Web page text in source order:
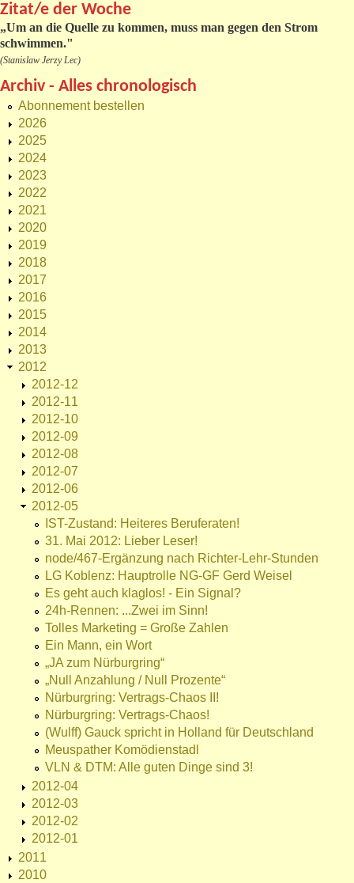
Zitat/e der Woche
„Um an die Quelle zu kommen, muss man gegen den Strom
schwimmen."
(Stanislaw Jerzy Lec)
Archiv - Alles chronologisch
Abonnement bestellen
2026
2025
2024
2023
2022
2021
2020
2019
2018
2017
2016
2015
2014
2013
2012
2012-12
2012-11
2012-10
2012-09
2012-08
2012-07
2012-06
2012-05
IST-Zustand: Heiteres Beruferaten!
31. Mai 2012: Lieber Leser!
node/467-Ergänzung nach Richter-Lehr-Stunden
LG Koblenz: Hauptrolle NG-GF Gerd Weisel
Es geht auch klaglos! - Ein Signal?
24h-Rennen: ...Zwei im Sinn!
Tolles Marketing = Große Zahlen
Ein Mann, ein Wort
„JA zum Nürburgring“
„Null Anzahlung / Null Prozente“
Nürburgring: Vertrags-Chaos II!
Nürburgring: Vertrags-Chaos!
(Wulff) Gauck spricht in Holland für Deutschland
Meuspather Komödienstadl
VLN & DTM: Alle guten Dinge sind 3!
2012-04
2012-03
2012-02
2012-01
2011
2010